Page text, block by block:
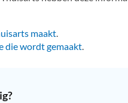
maakt.
die wordt gemaakt.